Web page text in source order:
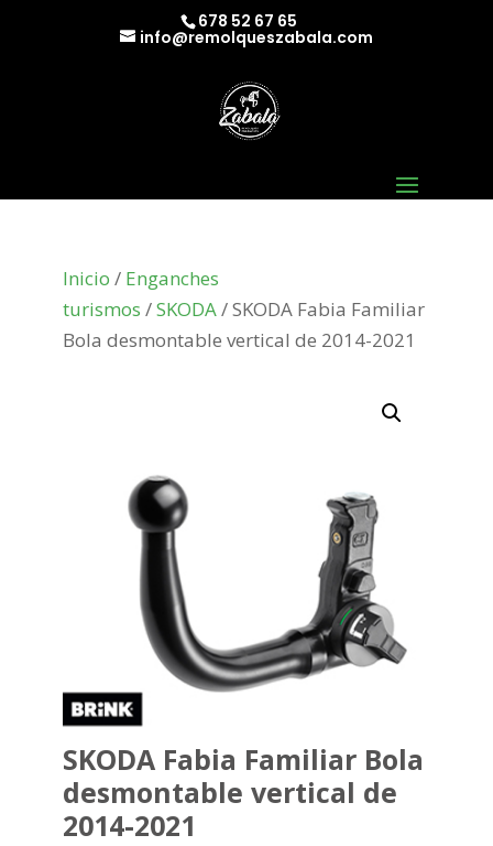
678 52 67 65
info@remolqueszabala.com
Inicio / Enganches
turismos /SKODA/ SKODA Fabia Familiar
Bola desmontable vertical de 2014-2021
SKODA Fabia Familiar Bola
desmontable vertical de
2014-2021